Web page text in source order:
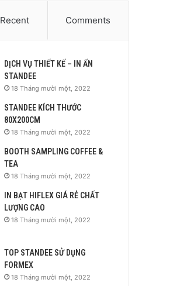
Recent Comments
DỊCH VỤ THIẾT KẾ – IN ẤN
STANDEE
18 Tháng mười một, 2022
STANDEE KÍCH THƯỚC
80X200CM
18 Tháng mười một, 2022
BOOTH SAMPLING COFFEE &
TEA
18 Tháng mười một, 2022
IN BẠT HIFLEX GIÁ RẺ CHẤT
LƯỢNG CAO
18 Tháng mười một, 2022
TOP STANDEE SỬ DỤNG
FORMEX
18 Tháng mười một, 2022